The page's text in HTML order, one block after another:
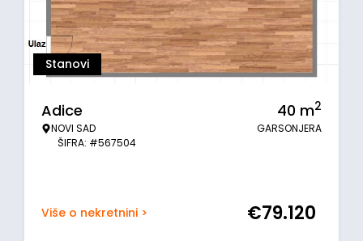
Stanovi
Adice
NOVI SAD
ŠIFRA: #567504
40 m2
GARSONJERA
Više o nekretnini > €79.120